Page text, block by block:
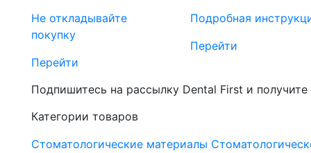
Не откладывайте
покупку
Перейти
Подробная
Перейти
Подпишитесь на рассылку Dental First и
Категории товаров
Стоматологические материалы